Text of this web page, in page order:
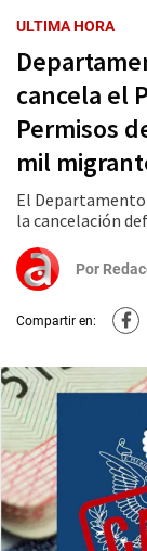
ULTIMA HORA
cancela el
Permisos
mil
El Departamento
la cancelación
Por
Compartir en: